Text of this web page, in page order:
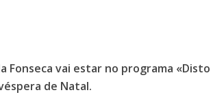
Fonseca vai estar no programa «Disto
de Natal.